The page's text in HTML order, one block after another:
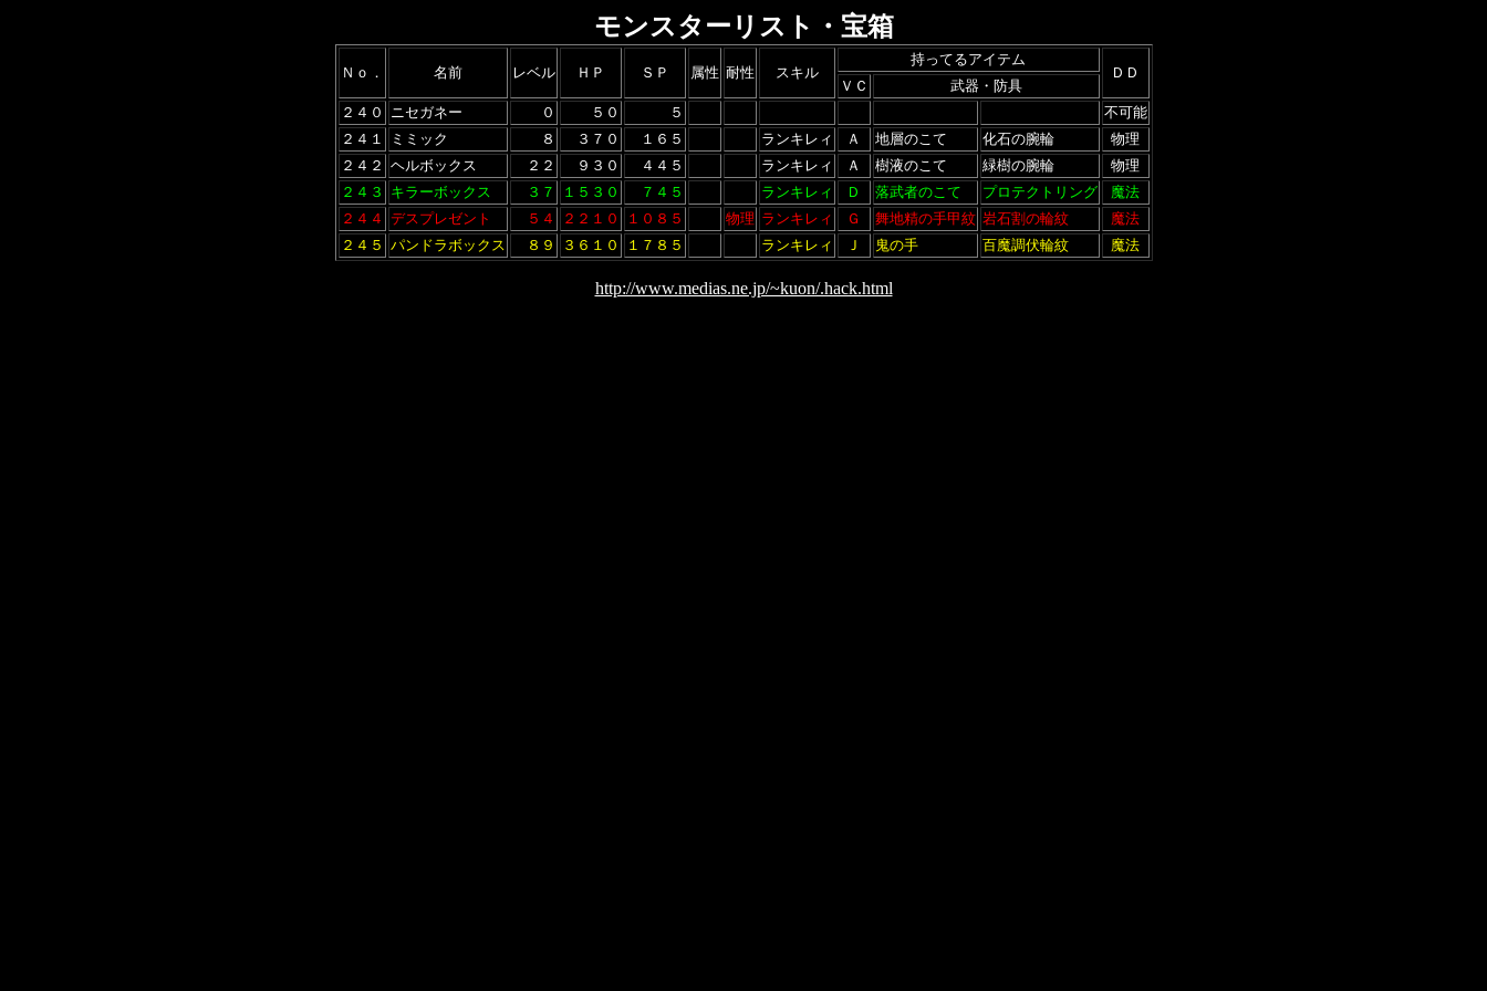
モンスターリスト・宝箱
Ｎｏ． 名前 レベル ＨＰ ＳＰ 属性 耐性 スキル
持ってるアイテム
ＤＤ
ＶＣ
武器・防具
２４０
ニセガネー ０ ５０ ５
不可能
２４１
ミミック ８ ３７０ １６５ ランキレィ Ａ 地層のこて 化石の腕輪
物理
２４２ ヘルボックス ２２ ９３０ ４４５ ランキレィ Ａ 樹液のこて 緑樹の腕輪
物理
２４３
キラーボックス ３７ １５３０ ７４５ ランキレィ Ｄ 落武者のこて プロテクトリング
魔法
２４４ デスプレゼント ５４ ２２１０ １０８５ 物理 ランキレィ Ｇ 舞地精の手甲紋 岩石割の輪紋
魔法
２４５ パンドラボックス ８９ ３６１０ １７８５ ランキレィ Ｊ 鬼の手 百魔調伏輪紋 魔法
http://www.medias.ne.jp/~kuon/.hack.html